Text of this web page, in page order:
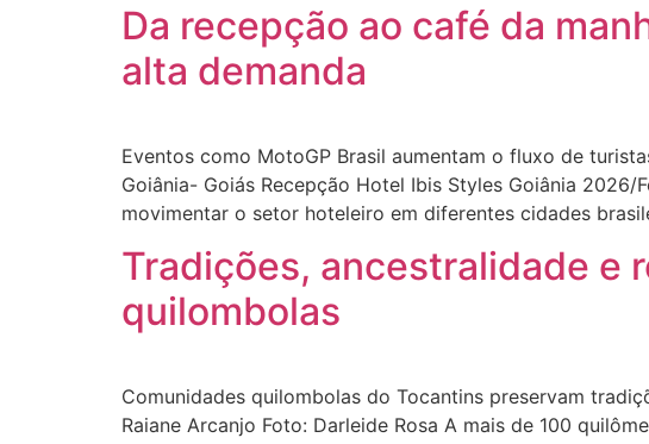
Da recepção ao café da
alta demanda
Eventos como MotoGP Brasil aumentam o fluxo de
Goiânia- Goiás Recepção Hotel Ibis Styles Goiânia
movimentar o setor hoteleiro em diferentes cidades
Tradições, ancestralidade e
quilombolas
Comunidades quilombolas do Tocantins preservam
Raiane Arcanjo Foto: Darleide Rosa A mais de 100